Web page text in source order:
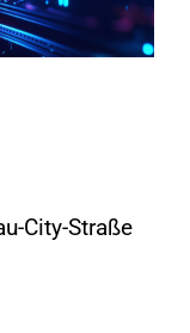
City-Straße